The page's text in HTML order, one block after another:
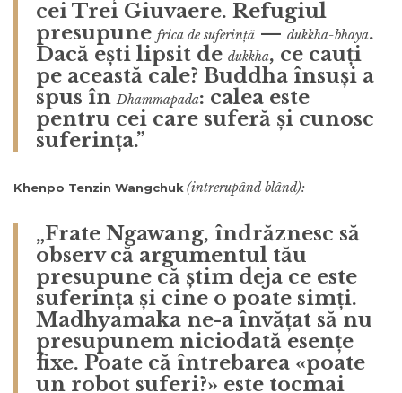
cei Trei Giuvaere. Refugiul
presupune frica de suferință — dukkha-bhaya.
Dacă ești lipsit de dukkha, ce cauți
pe această cale? Buddha însuși a
spus înDhammapada: calea este
pentru cei care suferă și cunosc
suferința.”
Khenpo Tenzin Wangchuk (intrerupând blând):
„Frate Ngawang, îndrăznesc să
observ că argumentul tău
presupune că știm deja ce este
suferința și cine o poate simți.
Madhyamaka ne-a învățat să nu
presupunem niciodată esențe
fixe. Poate că întrebarea «poate
un robot suferi?» este tocmai